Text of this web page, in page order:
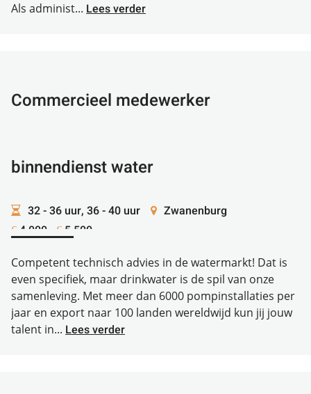
Als administ... Lees verder
Commercieel medewerker
binnendienst water
32 - 36 uur, 36 - 40 uur Zwanenburg
€ 4.000 - € 5.500
Competent technisch advies in de watermarkt! Dat is
even specifiek, maar drinkwater is de spil van onze
samenleving. Met meer dan 6000 pompinstallaties per
jaar en export naar 100 landen wereldwijd kun jij jouw
talent in... Lees verder